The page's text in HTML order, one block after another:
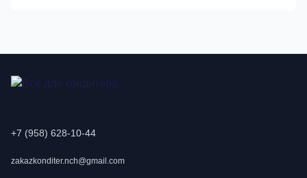
+7 (958) 628-10-44
zakazkonditer.nch@gmail.com